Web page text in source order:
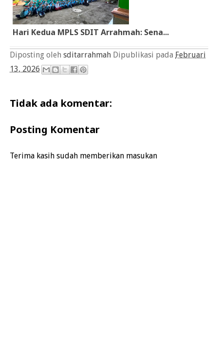
Hari Kedua MPLS SDIT Arrahmah: Sena...
Diposting oleh sditarrahmah Dipublikasi pada Februari
13, 2026
Tidak ada komentar:
Posting Komentar
Terima kasih sudah memberikan masukan